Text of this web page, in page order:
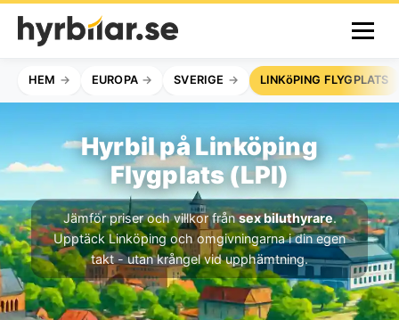
HEM EUROPA SVERIGE LINKöPING FLYGPLATS
Hyrbil på Linköping
Flygplats (LPI)
Jämför priser och villkor frånsex biluthyrare.
Upptäck Linköping och omgivningarna i din egen
takt - utan krångel vid upphämtning.